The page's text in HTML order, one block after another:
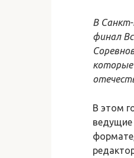
В Санкт-
финал
которые
В этом
ведущие